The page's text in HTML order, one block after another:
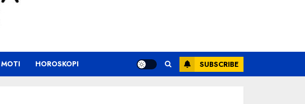
MOTI HOROSKOPI SUBSCRIBE